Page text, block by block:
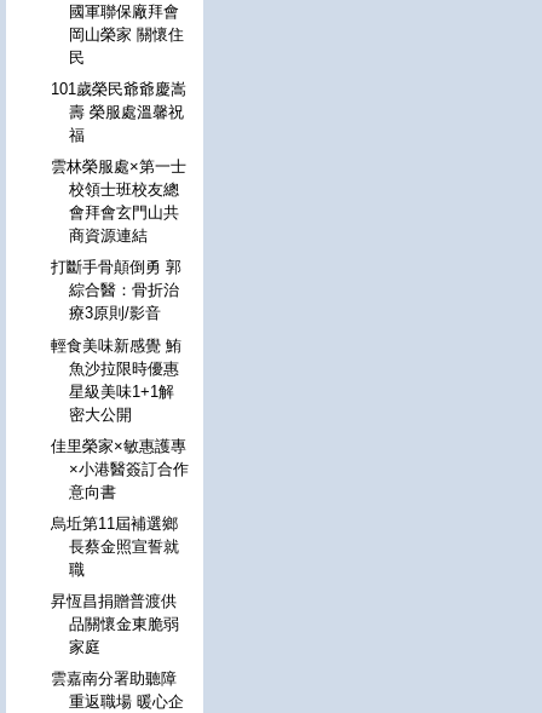
國軍聯保廠拜會
岡山榮家 關懷住
民
101歲榮民爺爺慶嵩
壽 榮服處溫馨祝
福
雲林榮服處×第一士
校領士班校友總
會拜會玄門山共
商資源連結
打斷手骨顛倒勇 郭
綜合醫：骨折治
療3原則/影音
輕食美味新感覺 鮪
魚沙拉限時優惠
星級美味1+1解
密大公開
佳里榮家×敏惠護專
×小港醫簽訂合作
意向書
烏坵第11屆補選鄉
長蔡金照宣誓就
職
昇恆昌捐贈普渡供
品關懷金東脆弱
家庭
雲嘉南分署助聽障
重返職場 暖心企